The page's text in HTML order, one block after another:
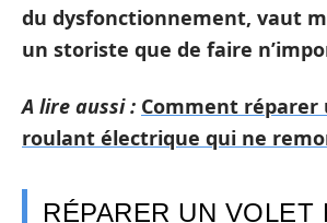
du dysfonctionnement, vaut
un storiste que de faire
A lire aussi : Comment réparer
roulant électrique qui ne
RÉPARER UN VOLET